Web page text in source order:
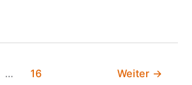
… 16 Weiter →